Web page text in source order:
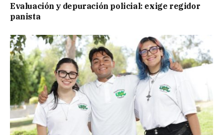
Evaluación y depuración policial: exige regidor
panista